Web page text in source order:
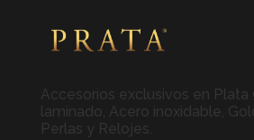
Accesorios exclusivos en Plata
laminado, Acero inoxidable,
Perlas y Relojes.